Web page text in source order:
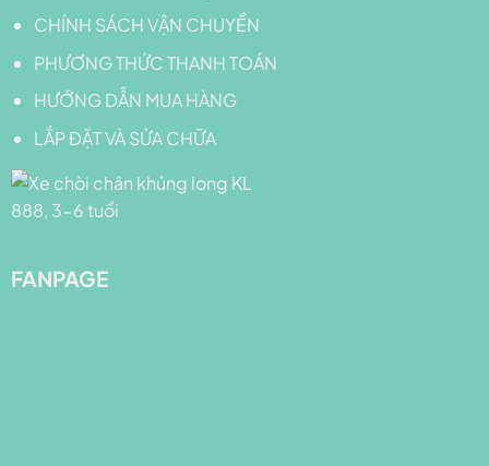
CHÍNH SÁCH VẬN CHUYỂN
PHƯƠNG THỨC THANH TOÁN
HƯỚNG DẪN MUA HÀNG
LẮP ĐẶT VÀ SỬA CHỮA
FANPAGE